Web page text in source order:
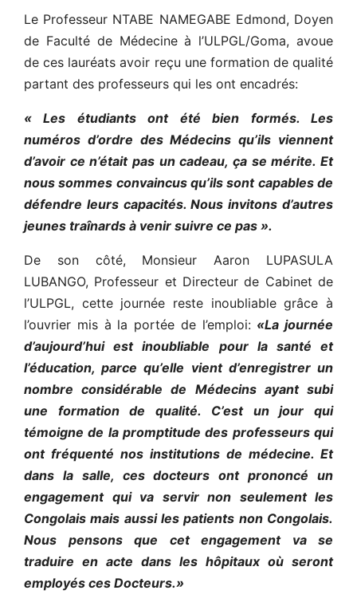
Le Professeur NTABE NAMEGABE Edmond, Doyen
de Faculté de Médecine à l’ULPGL/Goma, avoue
de ces lauréats avoir reçu une formation de qualité
partant des professeurs qui les ont encadrés:
« Les étudiants ont été bien formés. Les
numéros d’ordre des Médecins qu’ils viennent
d’avoir ce n’était pas un cadeau, ça se mérite. Et
nous sommes convaincus qu’ils sont capables de
défendre leurs capacités. Nous invitons d’autres
jeunes traînards à venir suivre ce pas ».
De son côté, Monsieur Aaron LUPASULA
LUBANGO, Professeur et Directeur de Cabinet de
l’ULPGL, cette journée reste inoubliable grâce à
l’ouvrier mis à la portée de l’emploi: «La journée
d’aujourd’hui est inoubliable pour la santé et
l’éducation, parce qu’elle vient d’enregistrer un
nombre considérable de Médecins ayant subi
une formation de qualité. C’est un jour qui
témoigne de la promptitude des professeurs qui
ont fréquenté nos institutions de médecine. Et
dans la salle, ces docteurs ont prononcé un
engagement qui va servir non seulement les
Congolais mais aussi les patients non Congolais.
Nous pensons que cet engagement va se
traduire en acte dans les hôpitaux où seront
employés ces Docteurs.»